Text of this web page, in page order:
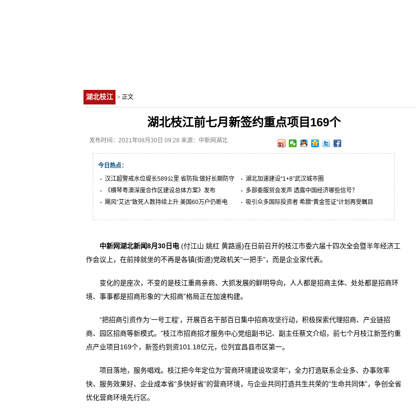
湖北枝江 > 正文
湖北枝江前七月新签约重点项目169个
发布时间：2021年08月30日 09:28 来源：中新网湖北
今日热点：
汉江超警戒水位堤长589公里 省防指:做好长期防守
湖北加速建设“1+8”武汉城市圈
《横琴粤澳深度合作区建设总体方案》发布
多部委服贸会发声 透露中国经济哪些信号？
飓风“艾达”致死人数持续上升 美国60万户仍断电
吸引众多国际投资者 希腊“黄金签证”计划再受瞩目
中新网湖北新闻8月30日电 (付江山 姚红 黄路遥)在日前召开的枝江市委六届十四次全会暨半年经济工
作会议上，在前排就坐的不再是各镇(街道)党政机关“一把手”，而是企业家代表。
变化的是座次，不变的是枝江重商亲商、大抓发展的鲜明导向，人人都是招商主体、处处都是招商环
境、事事都是招商形象的“大招商”格局正在加速构建。
“把招商引资作为‘一号工程’，开展百名干部百日集中招商攻坚行动，积极探索代理招商、产业链招
商、园区招商等新模式。”枝江市招商招才服务中心党组副书记、副主任蔡文介绍，前七个月枝江新签约重
点产业项目169个，新签约到资101.18亿元，位列宜昌县市区第一。
项目落地，服务唱戏。枝江把今年定位为“营商环境建设攻坚年”，全力打造联系企业多、办事效率
快、服务效果好、企业成本省“多快好省”的营商环境，与企业共同打造共生共荣的“生命共同体”，争创全省
优化营商环境先行区。